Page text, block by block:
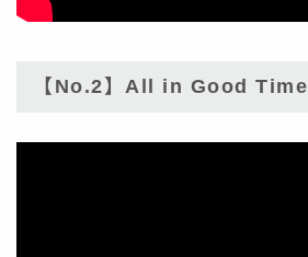
【No.2】All in Good Time